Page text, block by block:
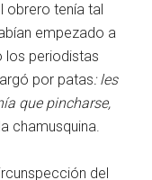
obrero tenía tal
empezado a
los periodistas
por patas: les
que pincharse,
chamusquina.
del